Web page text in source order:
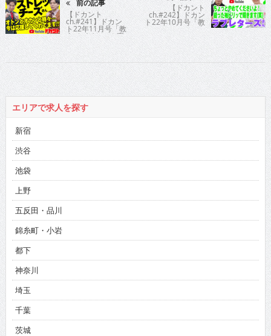
前の記事
【ドカント
ch.#241】ドカン
ト22年11月号「教
えてパイセン！直
撃インタビュ
ー!!」ストレッチ
ーズさんの動画第
1弾！【ストレッ
チーズさん1/5】
【ドカント
ch.#242】ドカン
ト22年10月号「教
えてパイセン！直
撃インタビュー!!」
ラブレターズさん
の動画第5弾！【ラ
ブレターズさん
5/5】
エリアで求人を探す
新宿
渋谷
池袋
上野
五反田・品川
錦糸町・小岩
都下
神奈川
埼玉
千葉
茨城